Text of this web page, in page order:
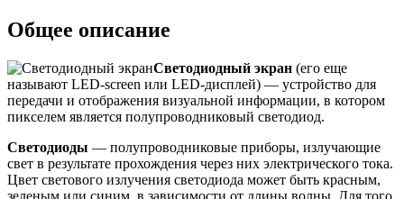
Общее описание
Светодиодный экран (его еще
называют LED-screen или LED-дисплей) — устройство для
передачи и отображения визуальной информации, в котором
пикселем является полупроводниковый светодиод.
Светодиоды — полупроводниковые приборы, излучающие
свет в результате прохождения через них электрического тока.
Цвет светового излучения светодиода может быть красным,
зеленым или синим, в зависимости от длины волны. Для того,